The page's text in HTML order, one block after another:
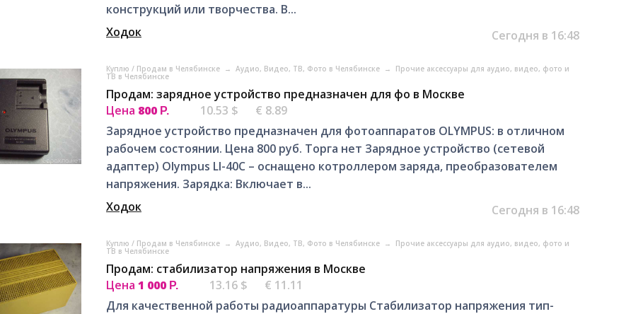
конструкций или творчества. В...
Ходок
Сегодня в 16:48
Куплю / Продам в Челябинске → Аудио, Видео, ТВ, Фото в Челябинске → Прочие аксессуары для аудио, видео, фото и
ТВ в Челябинске
Продам: зарядное устройство предназначен для фо в Москве
Цена 800 Р. 10.53 $
€ 8.89
Зарядное устройство предназначен для фотоаппаратов OLYMPUS: в отличном
рабочем состоянии. Цена 800 руб. Торга нет Зарядное устройство (сетевой
адаптер) Olympus LI-40C – оснащено котроллером заряда, преобразователем
напряжения. Зарядка: Включает в...
Ходок
Сегодня в 16:48
Куплю / Продам в Челябинске → Аудио, Видео, ТВ, Фото в Челябинске → Прочие аксессуары для аудио, видео, фото и
ТВ в Челябинске
Продам: стабилизатор напряжения в Москве
Цена 1 000 Р. 13.16 $
€ 11.11
Для качественной работы радиоаппаратуры Стабилизатор напряжения тип-